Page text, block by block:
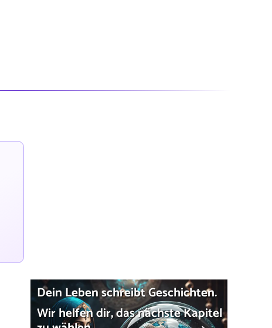
Dein Leben schreibt Geschichten.
Wir helfen dir, das nächste Kapitel